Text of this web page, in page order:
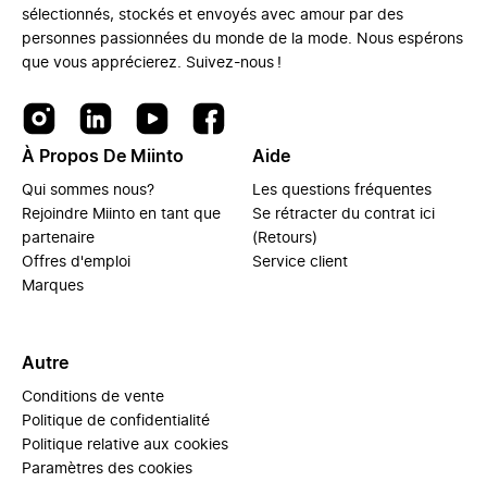
sélectionnés, stockés et envoyés avec amour par des
personnes passionnées du monde de la mode. Nous espérons
que vous apprécierez. Suivez-nous !
À Propos De Miinto
Qui sommes nous?
Rejoindre Miinto en tant que
partenaire
Offres d'emploi
Marques
Aide
Les questions fréquentes
Se rétracter du contrat ici
(Retours)
Service client
Autre
Conditions de vente
Politique de confidentialité
Politique relative aux cookies
Paramètres des cookies